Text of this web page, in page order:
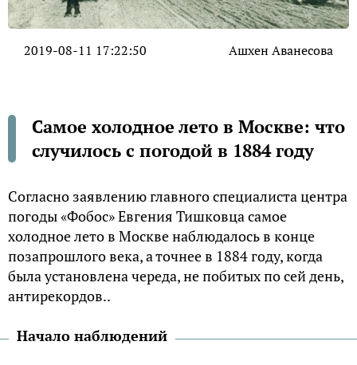
2019-08-11 17:22:50 Ашхен Аванесова
Самое холодное лето в Москве: что
случилось с погодой в 1884 году
Согласно заявлению главного специалиста центра
погоды «Фобос» Евгения Тишковца самое
холодное лето в Москве наблюдалось в конце
позапрошлого века, а точнее в 1884 году, когда
была установлена череда, не побитых по сей день,
антирекордов..
Начало наблюдений